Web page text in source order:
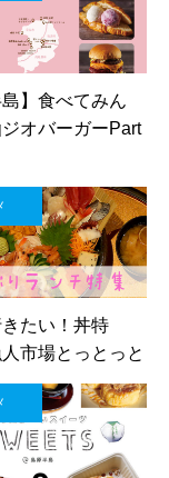
島】食べてみん
オバーガーPart
たい！丼特
市場とっとっと